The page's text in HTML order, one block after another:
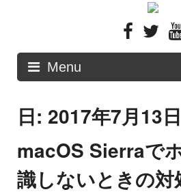
Menu
日: 2017年7月13日
macOS Sierraで
識しないときの対